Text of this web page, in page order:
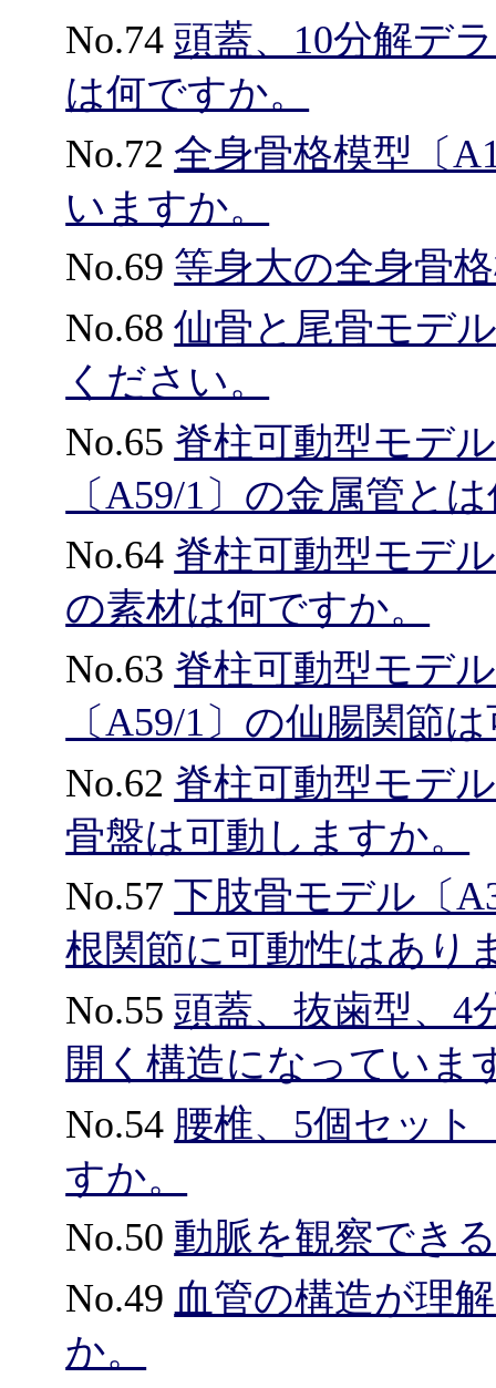
No.74頭蓋、10分解デ
は何ですか。
No.72 全身骨格模型〔
いますか。
No.69 等身大の全身骨
No.68仙骨と尾骨モデ
ください。
No.65 脊柱可動型モデ
〔A59/1〕の金属管と
No.64 脊柱可動型モデ
の素材は何ですか。
No.63 脊柱可動型モデ
〔A59/1〕の仙腸関節
No.62 脊柱可動型モデ
骨盤は可動しますか。
No.57下肢骨モデル〔
根関節に可動性はあり
No.55頭蓋、抜歯型、4
開く構造になっていま
No.54 腰椎、5個セット
すか。
No.50 動脈を観察でき
No.49 血管の構造が理
か。